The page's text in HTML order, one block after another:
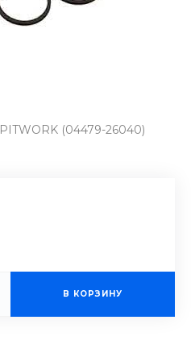
(04479-26040)
В КОРЗИНУ